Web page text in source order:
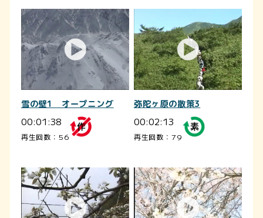
雪の壁1 オープニング
00:01:38
再生回数：56
弥陀ヶ原の散策3
00:02:13
再生回数：79